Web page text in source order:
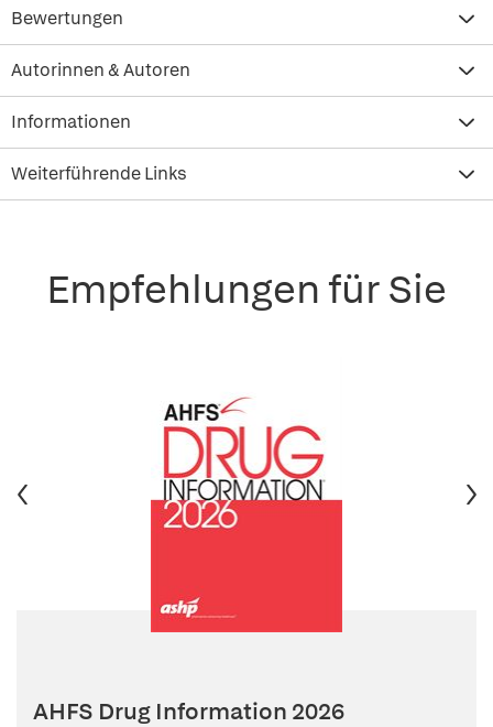
Bewertungen
Autorinnen & Autoren
Informationen
Weiterführende Links
Empfehlungen für Sie
AHFS Drug Information 2026